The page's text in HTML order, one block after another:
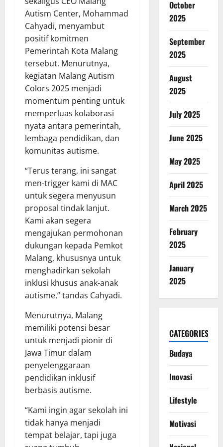
Autism Center, Mohammad
Cahyadi, menyambut
positif komitmen
Pemerintah Kota Malang
tersebut. Menurutnya,
kegiatan Malang Autism
Colors 2025 menjadi
momentum penting untuk
memperluas kolaborasi
nyata antara pemerintah,
lembaga pendidikan, dan
komunitas autisme.
“Terus terang, ini sangat
men-trigger kami di MAC
untuk segera menyusun
proposal tindak lanjut.
Kami akan segera
mengajukan permohonan
dukungan kepada Pemkot
Malang, khususnya untuk
menghadirkan sekolah
inklusi khusus anak-anak
autisme,” tandas Cahyadi.
Menurutnya, Malang
memiliki potensi besar
untuk menjadi pionir di
Jawa Timur dalam
penyelenggaraan
pendidikan inklusif
berbasis autisme.
“Kami ingin agar sekolah ini
tidak hanya menjadi
tempat belajar, tapi juga
October
2025
September
2025
August
2025
July 2025
June 2025
May 2025
April 2025
March 2025
February
2025
January
2025
CATEGORIES
Budaya
Inovasi
Lifestyle
Motivasi